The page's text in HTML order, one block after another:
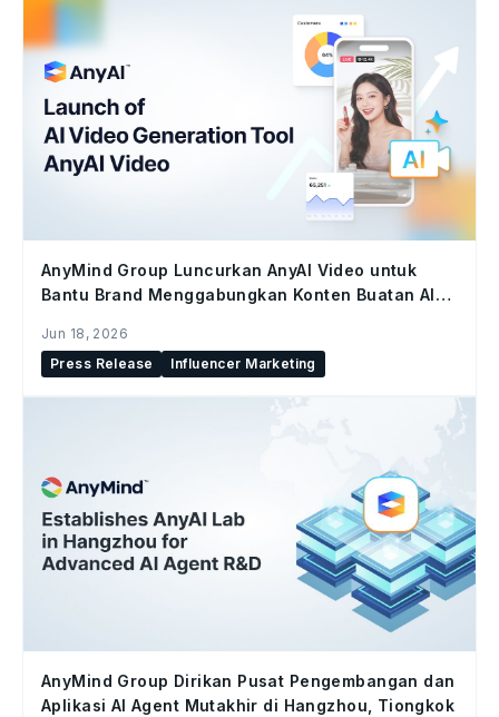
AnyMind Group Luncurkan AnyAI Video untuk
Bantu Brand Menggabungkan Konten Buatan AI
Jun 18, 2026
Press Release
Influencer Marketing
AnyMind Group Dirikan Pusat Pengembangan dan
Aplikasi AI Agent Mutakhir di Hangzhou, Tiongkok